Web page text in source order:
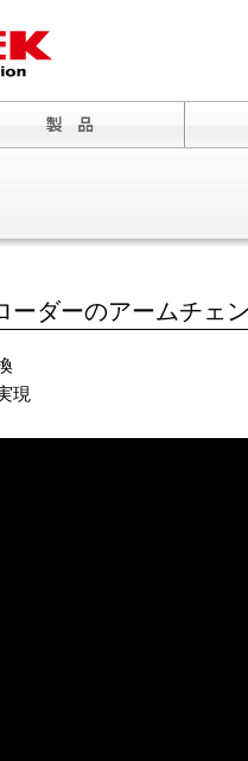
ーダーのアームチェ
現